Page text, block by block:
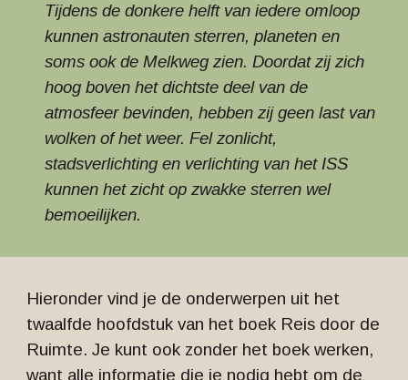
Tijdens de donkere helft van iedere omloop
kunnen astronauten sterren, planeten en
soms ook de Melkweg zien. Doordat zij zich
hoog boven het dichtste deel van de
atmosfeer bevinden, hebben zij geen last van
wolken of het weer. Fel zonlicht,
stadsverlichting en verlichting van het ISS
kunnen het zicht op zwakke sterren wel
bemoeilijken.
Hieronder vind je de onderwerpen uit het
twaalfde hoofdstuk van het boek Reis door de
Ruimte. Je kunt ook zonder het boek werken,
want alle informatie die je nodig hebt om de